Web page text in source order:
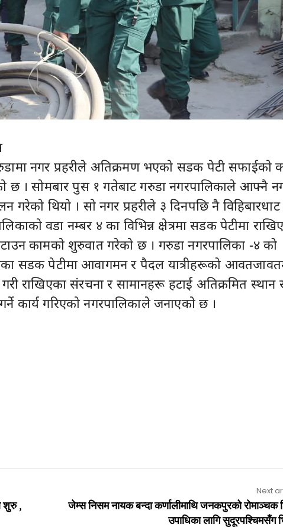
नगर प्रहरीले अतिक्रमण भएकाे सडक पेटी सफाईकाे
छ । साेमबार पुस १ गतेबाट गरुडा नगरपालिकाले आफ्नै
गरेकाे थियाे । साे नगर प्रहरीले ३ दिनपछि नै विहिबारधाट
वडा नम्बर ४ का विभिन्न क्षेत्रमा सडक पेटीमा
कामकाे शुरुवात गरेकाे छ । गरुडा नगरपालिका -४ को
सडक पेटीमा आवागमन र पैदल यात्रीहरूको
राखिएका संरचना र सामानहरू हटाई अतिक्रमित स्थान
कार्य गरिएकाे नगरपालिकाले जनाएकाे छ ।
शुरु ,
Next
जेम्स निसम नायक बन्दा कर्णालीमाथि जनकपुरको रोमाञ्चक
उपाधिका लागि सुदूरपश्चिमसँग